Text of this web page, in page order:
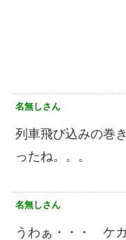
名無しさん
列車飛び込みの巻
ったね。。。
名無しさん
うわぁ・・・ ケ